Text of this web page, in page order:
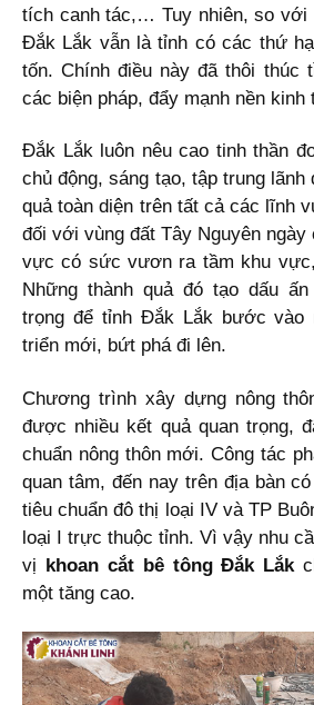
tích canh tác,… Tuy nhiên, so với
Đắk Lắk vẫn là tỉnh có các thứ
tốn. Chính điều này đã thôi thúc
các biện pháp, đẩy mạnh nền kinh
Đắk Lắk luôn nêu cao tinh thần
chủ động, sáng tạo, tập trung lãnh
quả toàn diện trên tất cả các lĩnh
đối với vùng đất Tây Nguyên
vực có sức vươn ra tầm khu
Những thành quả đó tạo dấu
trọng để tỉnh Đắk Lắk bước vào
triển mới, bứt phá đi lên.
Chương trình xây dựng nông
được nhiều kết quả quan trọng,
chuẩn nông thôn mới. Công tác
quan tâm, đến nay trên địa bàn
tiêu chuẩn đô thị loại IV và TP
loại I trực thuộc tỉnh. Vì vậy nhu
vị khoan cắt bê tông Đắk Lắk
một tăng cao.